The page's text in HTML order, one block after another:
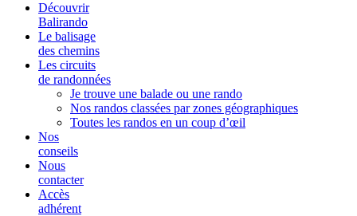
Découvrir
Balirando
Le balisage
des chemins
Les circuits
de randonnées
Je trouve une balade ou une rando
Nos randos classées par zones géographiques
Toutes les randos en un coup d’œil
Nos
conseils
Nous
contacter
Accès
adhérent